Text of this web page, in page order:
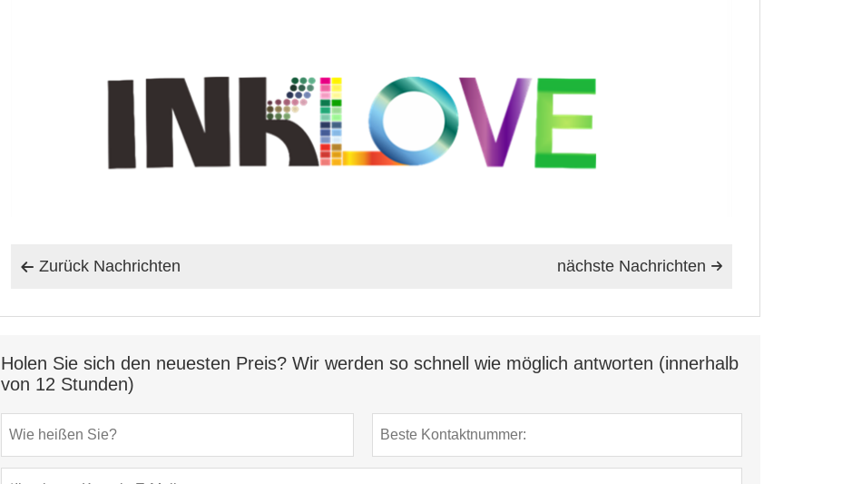
 Zurück Nachrichten 
nächste Nachrichten
Holen Sie sich den neuesten Preis? Wir werden so schnell wie möglich antworten (innerhalb
von 12 Stunden)